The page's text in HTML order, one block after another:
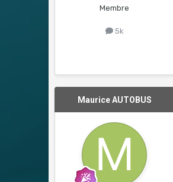
Membre
5k
Maurice AUTOBUS